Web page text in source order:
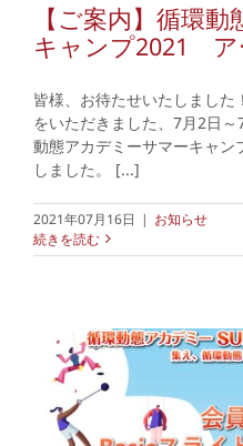
【ご案内】循環
キャンプ2021 ア
皆様、お待たせいたしまし
をいただきました、7月2日
動態アカデミーサマーキャ
しました。 [...]
2021年07月16日 | お知らせ
続きを読む